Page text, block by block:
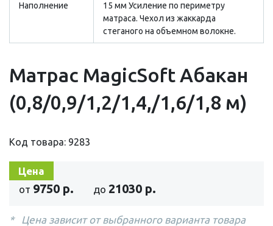
Наполнение
15 мм Усиление по периметру
матраса. Чехол из жаккарда
стеганого на объемном волокне.
Матрас MagicSoft Абакан
(0,8/0,9/1,2/1,4,/1,6/1,8 м)
Код товара: 9283
Цена
от 9750 р. до 21030 р.
Цена зависит от выбранного варианта товара